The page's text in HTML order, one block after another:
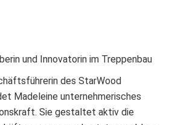
und Innovatorin im Treppenbau
des StarWood
Madeleine unternehmerisches
Sie gestaltet aktiv die